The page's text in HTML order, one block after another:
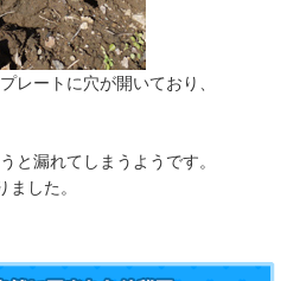
レートに穴が開いており、
と漏れてしまうようです。
した。